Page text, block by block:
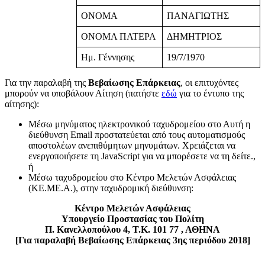
ΟΝΟΜΑ ΠΑΝΑΓΙΩΤΗΣ
ΟΝΟΜΑ ΠΑΤΕΡΑ ΔΗΜΗΤΡΙΟΣ
Ημ. Γέννησης 19/7/1970
Για την παραλαβή της Βεβαίωσης Επάρκειας, οι επιτυχόντες
μπορούν να υποβάλουν Αίτηση (πατήστε εδώ για το έντυπο της
αίτησης):
Μέσω μηνύματος ηλεκτρονικού ταχυδρομείου στο Αυτή η
διεύθυνση Email προστατεύεται από τους αυτοματισμούς
αποστολέων ανεπιθύμητων μηνυμάτων. Χρειάζεται να
ενεργοποιήσετε τη JavaScript για να μπορέσετε να τη δείτε.,
ή
Μέσω ταχυδρομείου στο Κέντρο Μελετών Ασφάλειας
(ΚΕ.ΜΕ.Α.), στην ταχυδρομική διεύθυνση:
Κέντρο Μελετών Ασφάλειας
Υπουργείο Προστασίας του Πολίτη
Π. Κανελλοπούλου 4, Τ.Κ. 101 77 , ΑΘΗΝΑ
[Για παραλαβή Βεβαίωσης Επάρκειας 3ης περιόδου 2018]